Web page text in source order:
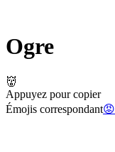
Ogre
👹
Appuyez pour copier
Émojis correspondant😡